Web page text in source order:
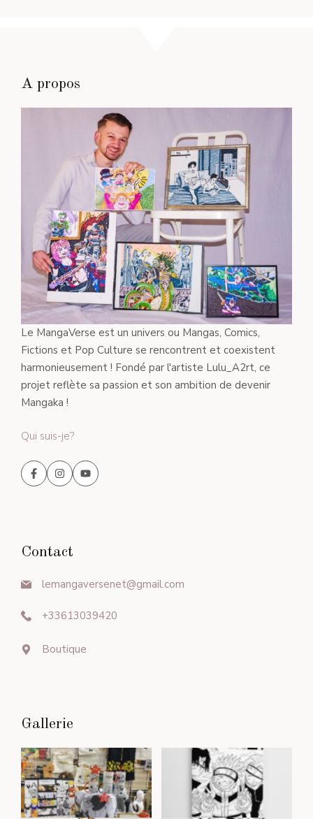
A propos
Le MangaVerse est un univers ou Mangas, Comics,
Fictions et Pop Culture se rencontrent et coexistent
harmonieusement ! Fondé par l'artiste Lulu_A2rt, ce
projet reflète sa passion et son ambition de devenir
Mangaka !
Qui suis-je?
Contact
lemangaversenet@gmail.com
+33613039420
Boutique
Gallerie